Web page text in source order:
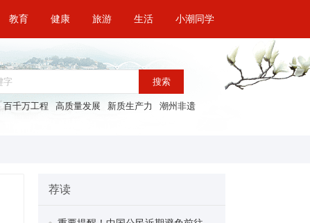
教育 健康 旅游 生活 小潮同学
搜索
百千万工程 高质量发展 新质生产力 潮州非遗
荐读